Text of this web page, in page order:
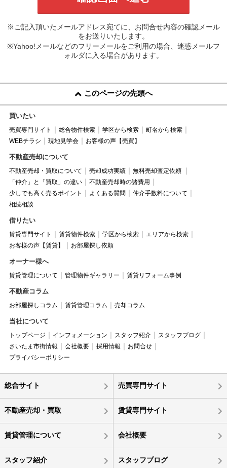
※ご記入頂いたメールアドレス宛てに、お問合せ内容の確認メール
をお送りいたします。
※Yahoo!メールなどのフリーメールをご利用の場合、迷惑メールフ
ォルダに入る場合があります。
このページの先頭へ
買いたい
売買専門サイト 総合物件検索 学区から検索
町名から検索
WEBチラシ
現地見学会 お客様の声【売買】
不動産売却について
不動産売却・買取について 売却成功実績
無料売却査定依頼
「仲介」と「買取」の違い
不動産売却時の諸費用
少しでも高く売るポイント
よくある質問
仲介手数料について
相続相談
借りたい
賃貸専門サイト 賃貸物件検索 学区から検索
エリアから検索
お客様の声【賃貸】
お部屋探し依頼
オーナー様へ
賃貸管理について 管理物件ギャラリー 賃貸リフォーム事例
不動産コラム
お部屋探しコラム 賃貸管理コラム 売却コラム
当社について
トップページ インフォメーション スタッフ紹介
スタッフブログ
さいたま市街情報
会社概要 採用情報
お問合せ
プライバシーポリシー
総合サイト 売買専門サイト
不動産売却・買取 賃貸専門サイト
賃貸管理について 会社概要
スタッフ紹介 スタッフブログ